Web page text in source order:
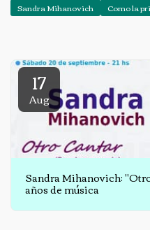
Sandra Mihanovich Como la
17
Aug
Sandra Mihanovich:
años de música